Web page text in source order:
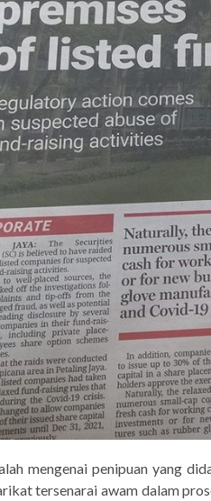
mengenai penipuan yang
tersenarai awam dalam